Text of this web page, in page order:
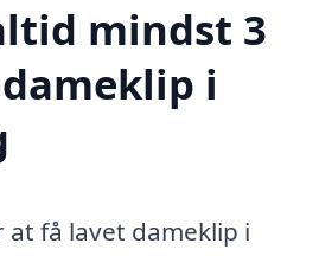
mindst 3
i
få lavet dameklip i